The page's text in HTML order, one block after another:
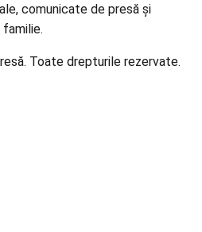
comunicate de presă și
Toate drepturile rezervate.